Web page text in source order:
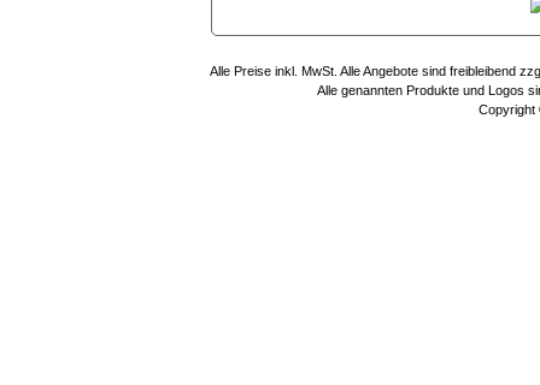
Alle Preise inkl. MwSt. Alle Angebote sind freibleibend
Alle genannten Produkte und Logos